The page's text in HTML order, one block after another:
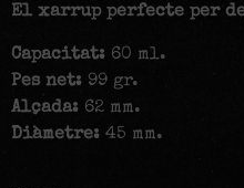
El xarrup perfecte per
Capacitat: 60 ml.
Pes net: 99 gr.
Alçada: 62 mm.
Diàmetre: 45 mm.